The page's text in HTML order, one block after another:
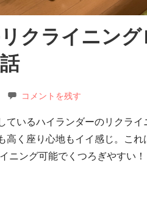
クライニング
コメントを残す
ているハイランダーのリクライ
高く座り心地もイイ感じ。これ
ニング可能でくつろぎやすい